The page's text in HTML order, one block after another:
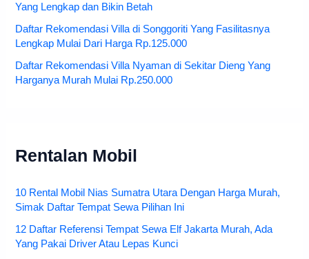
Yang Lengkap dan Bikin Betah
Daftar Rekomendasi Villa di Songgoriti Yang Fasilitasnya
Lengkap Mulai Dari Harga Rp.125.000
Daftar Rekomendasi Villa Nyaman di Sekitar Dieng Yang
Harganya Murah Mulai Rp.250.000
Rentalan Mobil
10 Rental Mobil Nias Sumatra Utara Dengan Harga Murah,
Simak Daftar Tempat Sewa Pilihan Ini
12 Daftar Referensi Tempat Sewa Elf Jakarta Murah, Ada
Yang Pakai Driver Atau Lepas Kunci